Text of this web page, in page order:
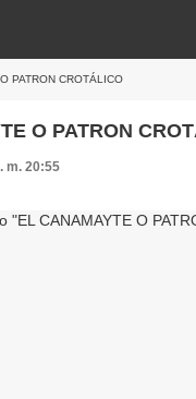
PATRON CROTÁLICO
O PATRON
m. 20:55